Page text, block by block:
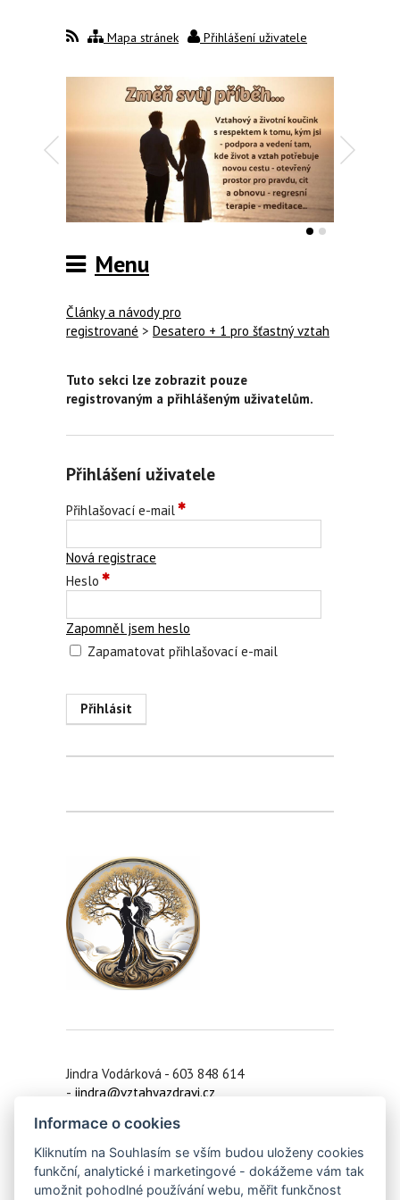
Mapa stránek Přihlášení uživatele
Menu
Články a návody pro
registrované > Desatero + 1 pro šťastný vztah
Tuto sekci lze zobrazit pouze
registrovaným a přihlášeným uživatelům.
Přihlášení uživatele
Přihlašovací e-mail
Nová registrace
Heslo
Zapomněl jsem heslo
Zapamatovat přihlašovací e-mail
Jindra Vodárková - 603 848 614
- jindra@vztahyazdravi.cz
Praha 6 / Koučink on-line
/ Ledeč nad Sázavou/ Vlašim
IČO: 42910391
Informace o cookies
Kliknutím na Souhlasím se vším budou uloženy cookies
funkční, analytické i marketingové - dokážeme vám tak
umožnit pohodlné používání webu, měřit funkčnost